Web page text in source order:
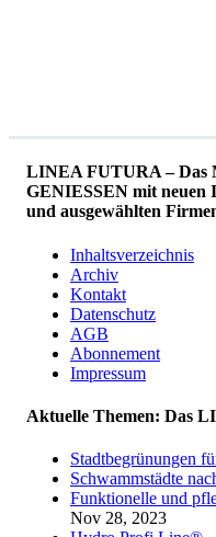
LINEA FUTURA – Das
GENIESSEN mit neuen
und ausgewählten
Inhaltsverzeichnis
Archiv
Kontakt
Datenschutz
AGB
Abonnement
Impressum
Aktuelle Themen: Das
Stadtbegrünungen
Schwammstädte
Funktionelle und
Nov 28, 2023